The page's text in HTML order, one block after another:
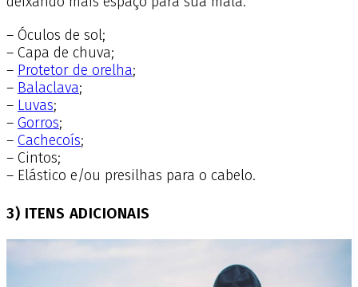
– Óculos de sol;
– Capa de chuva;
– Protetor de orelha;
– Balaclava;
– Luvas;
– Gorros;
– Cachecoís;
– Cintos;
– Elástico e/ou presilhas para o cabelo.
3) ITENS ADICIONAIS